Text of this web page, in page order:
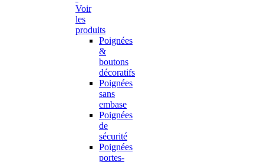
Voir
les
produits
Poignées
&
boutons
décoratifs
Poignées
sans
embase
Poignées
de
sécurité
Poignées
portes-